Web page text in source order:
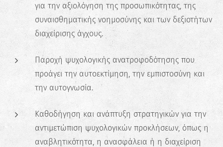
για την αξιολόγηση της προσωπικότητας, της
συναισθηματικής νοημοσύνης και των δεξιοτήτων
διαχείρισης άγχους.
Παροχή ψυχολογικής ανατροφοδότησης που
προάγει την αυτοεκτίμηση, την εμπιστοσύνη και
την αυτογνωσία.
Καθοδήγηση και ανάπτυξη στρατηγικών για την
αντιμετώπιση ψυχολογικών προκλήσεων, όπως η
αναβλητικότητα, η ανασφάλεια ή η διαχείριση